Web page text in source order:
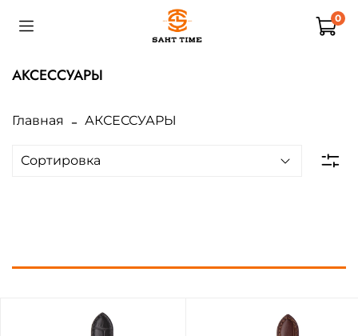
0
АКСЕССУАРЫ
Главная АКСЕССУАРЫ